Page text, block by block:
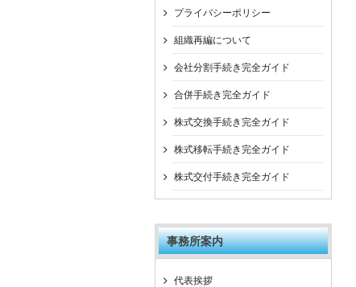
プライバシーポリシー
組織再編について
会社分割手続き完全ガイド
合併手続き完全ガイド
株式交換手続き完全ガイド
株式移転手続き完全ガイド
株式交付手続き完全ガイド
事務所案内
代表挨拶